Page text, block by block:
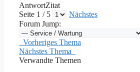
AntwortZitat
Seite 1 / 5
Nächstes
Forum Jump:
Vorheriges Thema
Nächstes Thema
Verwandte Themen